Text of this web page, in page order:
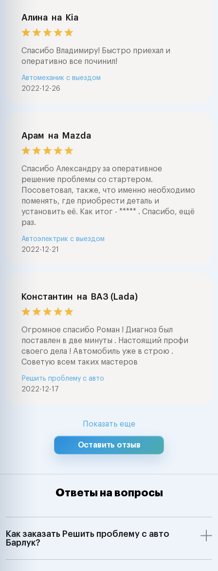
Алина на Kia
Спасибо Владимиру! Быстро приехал и
оперативно все починил!
2022-12-26
Автомеханик с выездом
Арам на Mazda
Спасибо Александру за оперативное
решение проблемы со стартером.
Посоветовал, также, что именно необходимо
поменять, где приобрести деталь и
установить её. Как итог - ***** . Спасибо, ещё
раз.
2022-12-21
Автоэлектрик с выездом
Константин на ВАЗ (Lada)
Огромное спасибо Роман ! Диагноз был
поставлен в две минуты . Настоящий профи
своего дела ! Автомобиль уже в строю .
Советую всем таких мастеров
2022-12-17
Решить проблему с авто
Показать еще
Оставить отзыв
Ответы на вопросы
Как заказать Решить проблему с авто
Барлук?